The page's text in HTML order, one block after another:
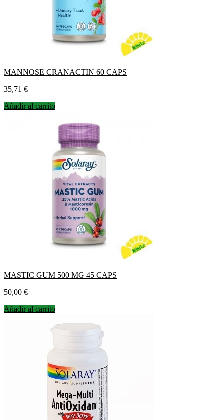
MANNOSE CRANACTIN 60 CAPS
Precio
35,71 €
Añadir al carrito
MASTIC GUM 500 MG 45 CAPS
Precio
50,00 €
Añadir al carrito